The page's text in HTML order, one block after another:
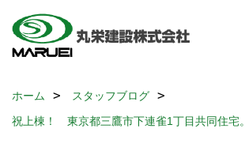
ホーム
スタッフブログ
祝上棟！ 東京都三鷹市下連雀1丁目共同住宅。